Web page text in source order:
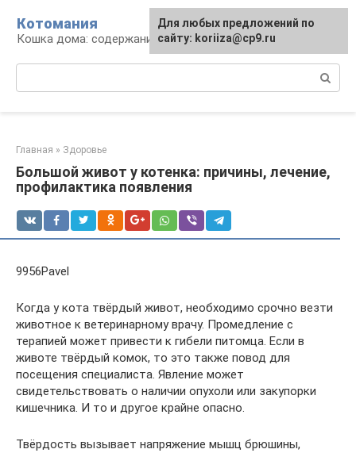
контенту
Котомания
Кошка дома: содержание и уход
Главная » Здоровье
Большой живот у котенка: причины, лечение,
профилактика появления
9956Pavel
Когда у кота твёрдый живот, необходимо срочно везти
животное к ветеринарному врачу. Промедление с
терапией может привести к гибели питомца. Если в
животе твёрдый комок, то это также повод для
посещения специалиста. Явление может
свидетельствовать о наличии опухоли или закупорки
кишечника. И то и другое крайне опасно.
Твёрдость вызывает напряжение мышц брюшины,
Для любых предложений по
сайту: koriiza@cp9.ru